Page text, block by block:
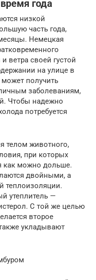
года
низкой
часть года,
Немецкая
ветра своей густой
на улице в
получить
заболеваниям,
Чтобы надежно
потребуется
телом животного,
при которых
как можно дольше.
двойными, а
теплоизоляции.
утеплитель —
С той же целью
второе
укладывают